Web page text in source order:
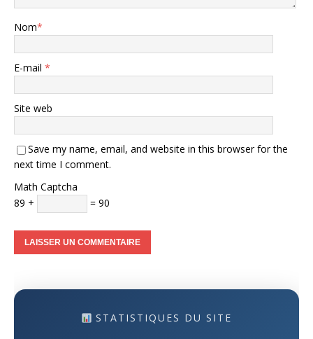
Nom*
E-mail *
Site web
Save my name, email, and website in this browser for the
next time I comment.
Math Captcha
89 +
= 90
STATISTIQUES DU SITE